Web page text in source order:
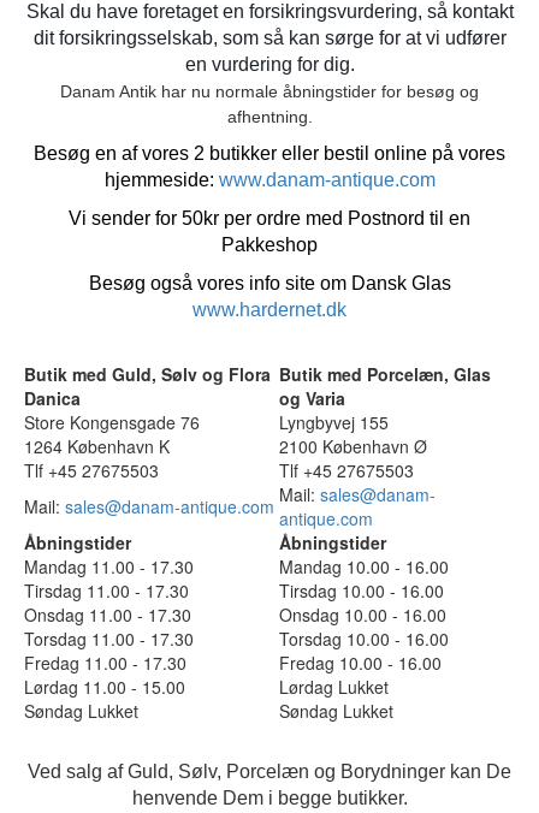
Skal du have foretaget en forsikringsvurdering, så kontakt
dit forsikringsselskab, som så kan sørge for at vi udfører
en vurdering for dig.
Danam Antik har nu normale åbningstider for besøg og
afhentning.
Besøg en af vores 2 butikker eller bestil online på vores
hjemmeside: www.danam-antique.com
Vi sender for 50kr per ordre med Postnord til en
Pakkeshop
Besøg også vores info site om Dansk Glas
www.hardernet.dk
Butik med Guld, Sølv og Flora
Danica
Butik med Porcelæn, Glas
og Varia
Store Kongensgade 76
Lyngbyvej 155
1264 København K
2100 København Ø
Tlf +45 27675503
Tlf +45 27675503
Mail: sales@danam-antique.com Mail: sales@danam-
antique.com
Åbningstider
Åbningstider
Mandag 11.00 - 17.30
Mandag 10.00 - 16.00
Tirsdag 11.00 - 17.30
Tirsdag 10.00 - 16.00
Onsdag 11.00 - 17.30
Onsdag 10.00 - 16.00
Torsdag 11.00 - 17.30
Torsdag 10.00 - 16.00
Fredag 11.00 - 17.30
Fredag 10.00 - 16.00
Lørdag 11.00 - 15.00
Lørdag Lukket
Søndag Lukket
Søndag Lukket
Ved salg af Guld, Sølv, Porcelæn og Borydninger kan De
henvende Dem i begge butikker.